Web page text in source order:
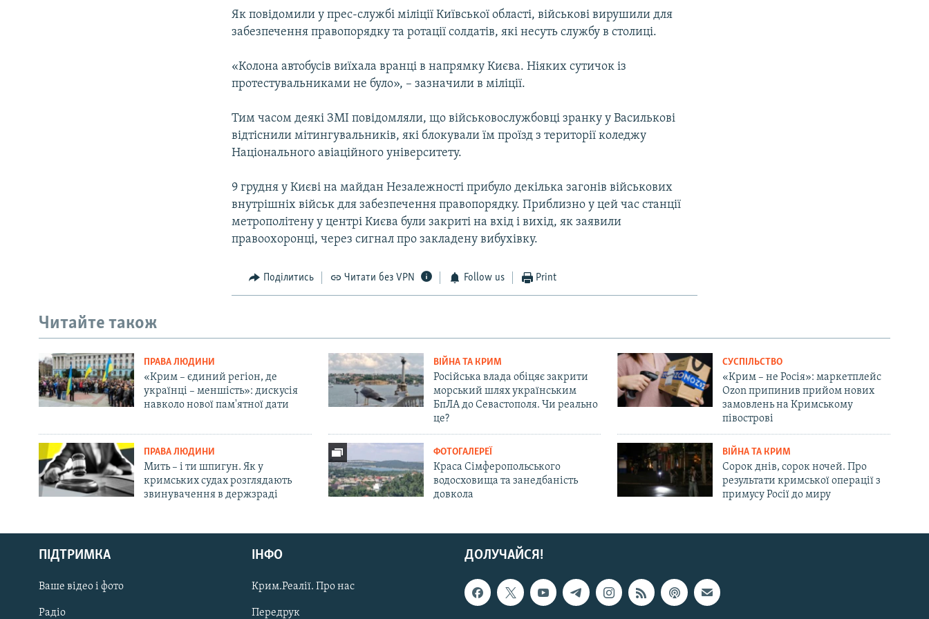
Русский
Qırımtatar
ДОЛУЧАЙСЯ!
Як повідомили у прес-службі міліції Київської області, військові вирушили для
забезпечення правопорядку та ротації солдатів, які несуть службу в столиці.
«Колона автобусів виїхала вранці в напрямку Києва. Ніяких сутичок із
протестувальниками не було», – зазначили в міліції.
Тим часом деякі ЗМІ повідомляли, що військовослужбовці зранку у Василькові
відтіснили мітингувальників, які блокували їм проїзд з території коледжу
Національного авіаційного університету.
9 грудня у Києві на майдан Незалежності прибуло декілька загонів військових
внутрішніх військ для забезпечення правопорядку. Приблизно у цей час станції
метрополітену у центрі Києва були закриті на вхід і вихід, як заявили
правоохоронці, через сигнал про закладену вибухівку.
Поділитись Читати без VPN Follow us Print
Читайте також
ПРАВА ЛЮДИНИ
«Крим – єдиний регіон, де
українці – меншість»: дискусія
навколо нової пам'ятної дати
ВІЙНА ТА КРИМ
Російська влада обіцяє закрити
морський шлях українським
БпЛА до Севастополя. Чи реально
це?
СУСПІЛЬСТВО
«Крим – не Росія»: маркетплейс
Ozon припинив прийом нових
замовлень на Кримському
півострові
ПРАВА ЛЮДИНИ
Мить – і ти шпигун. Як у
кримських судах розглядають
звинувачення в держзраді
ФОТОГАЛЕРЕЇ
Краса Сімферопольського
водосховища та занедбаність
довкола
ВІЙНА ТА КРИМ
Сорок днів, сорок ночей. Про
результати кримської операції з
примусу Росії до миру
ДОЛУЧАЙСЯ!
ПІДТРИМКА
Ваше відео і фото
Радіо
ІНФО
Крим.Реалії. Про нас
Передрук